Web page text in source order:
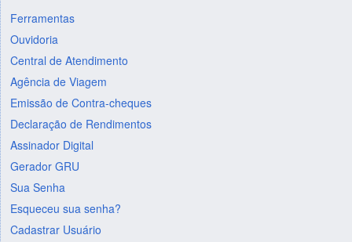
Ferramentas
Ouvidoria
Central de Atendimento
Agência de Viagem
Emissão de Contra-cheques
Declaração de Rendimentos
Assinador Digital
Gerador GRU
Sua Senha
Esqueceu sua senha?
Cadastrar Usuário